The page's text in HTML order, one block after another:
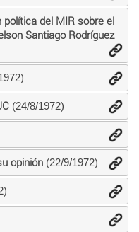
del MIR sobre el
Santiago Rodríguez
(24/8/1972)
opinión(22/9/1972)